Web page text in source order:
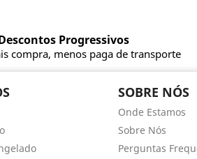
Progressivos
compra, menos paga de transporte
SOBRE NÓS
Onde Estamos
Sobre Nós
Perguntas